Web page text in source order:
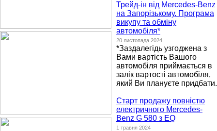
Трейд-ін від Mercedes-Benz
на Запорізькому. Програма
викупу та обміну
автомобіля*
20 листопада 2024
*Заздалегідь узгоджена з
Вами вартість Вашого
автомобіля приймається в
залік вартості автомобіля,
який Ви плануєте придбати.
Старт продажу повністю
електричного Mercedes-
Benz G 580 з EQ
1 травня 2024